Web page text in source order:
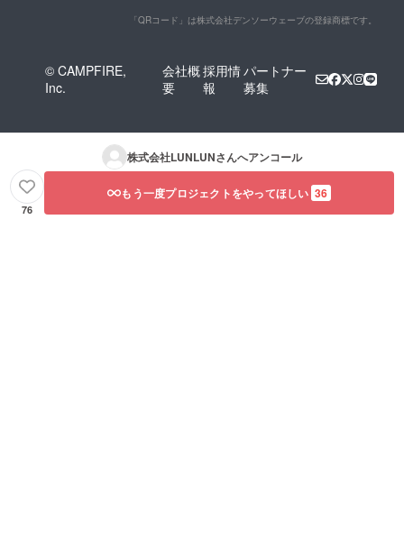
「QRコード」は株式会社デンソーウェーブの登録商標です。
© CAMPFIRE,
Inc.
会社概
要
採用情
報
パートナー
募集
株式会社LUNLUNさんへアンコール
76
もう一度プロジェクトをやってほしい 36